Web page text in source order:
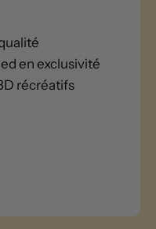
en exclusivité
récréatifs